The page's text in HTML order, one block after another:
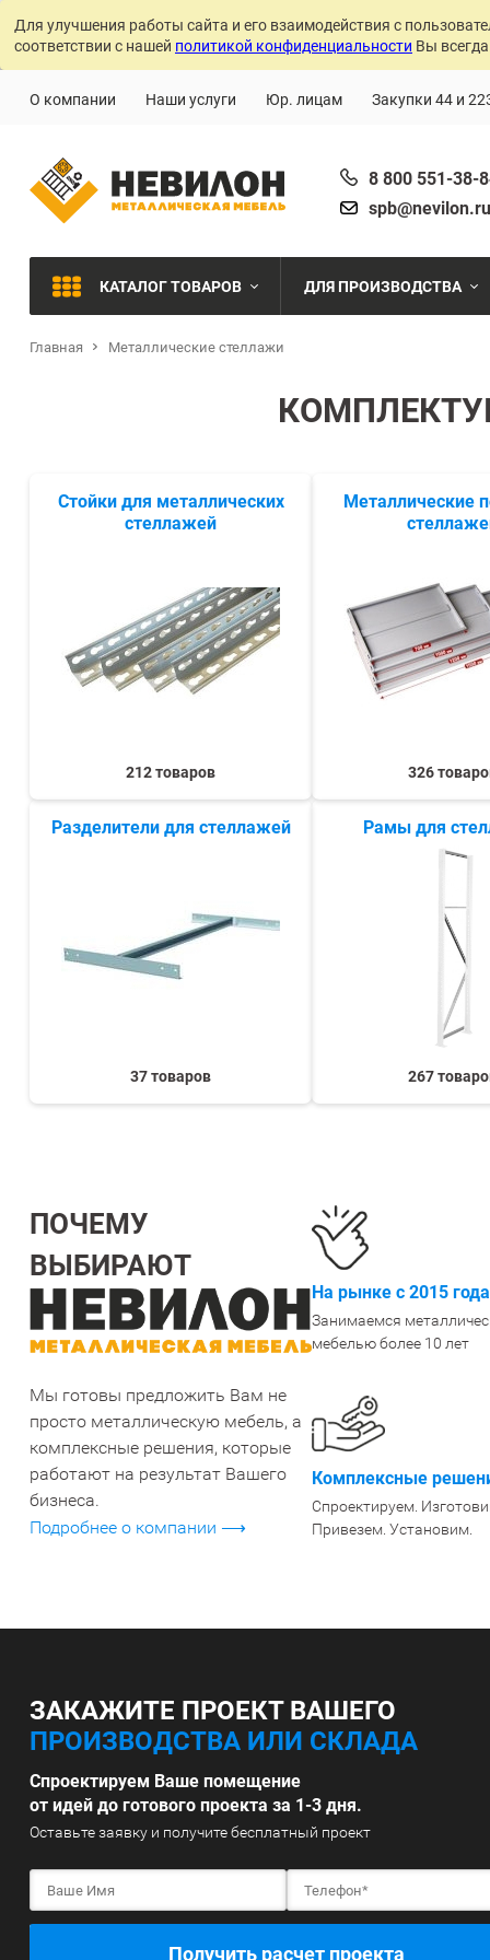
Для улучшения работы сайта и его взаимодействия с
соответствии с нашей политикой конфиденциальности Вы
О компании Наши услуги Юр. лицам Закупки 44 и
8 800 551-38-
spb@nevilon.ru
СЕЙФЫ
ВЕРСТАКИ
ПЛАТФОРМЕННЫЕ ТЕЛЕЖКИ
МЕДИЦИНСКАЯ МЕБЕЛЬ
ОФИСНАЯ МЕБЕЛЬ
ПОЧТОВЫЕ ЯЩИКИ
КАТАЛОГ ТОВАРОВ
Металлообработка
Ремонтная и
Производство
Пищевое
Фармацевтическое
ДЛЯ ПРОИЗВОДСТВА
Главная Металлические стеллажи
Стойки для металлических
стеллажей
212 товаров
Металлические
326
Разделители для стеллажей
37 товаров
Рамы для
267
ПОЧЕМУ
ВЫБИРАЮТ
Мы готовы предложить Вам не
просто металлическую мебель, а
комплексные решения, которые
работают на результат Вашего
бизнеса.
Подробнее о компании ⟶
На рынке с 2015 года
Занимаемся
мебелью более 10 лет
Комплексные
Спроектируем.
Привезем. Установим.
ЗАКАЖИТЕ ПРОЕКТ ВАШЕГО
ПРОИЗВОДСТВА ИЛИ СКЛАДА
Спроектируем Ваше помещение
от идей до готового проекта за 1-3 дня.
Оставьте заявку и получите бесплатный проект
Получить расчет проекта